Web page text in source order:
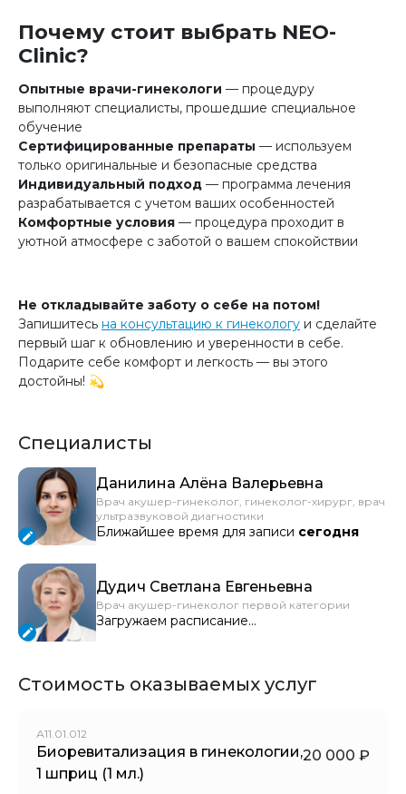
Почему стоит выбрать NEO-
Clinic?
Опытные врачи-гинекологи — процедуру
выполняют специалисты, прошедшие специальное
обучение
Сертифицированные препараты — используем
только оригинальные и безопасные средства
Индивидуальный подход — программа лечения
разрабатывается с учетом ваших особенностей
Комфортные условия — процедура проходит в
уютной атмосфере с заботой о вашем спокойствии
Не откладывайте заботу о себе на потом!
Запишитесь на консультацию к гинекологу и сделайте
первый шаг к обновлению и уверенности в себе.
Подарите себе комфорт и легкость — вы этого
достойны! 💫
Специалисты
Данилина Алёна Валерьевна
Врач акушер-гинеколог, гинеколог-хирург, врач
ультразвуковой диагностики
Ближайшее время для записи сегодня
Дудич Светлана Евгеньевна
Врач акушер-гинеколог первой категории
Загружаем расписание...
Стоимость оказываемых услуг
А11.01.012
Биоревитализация в гинекологии,
1 шприц (1 мл.)
20 000 ₽